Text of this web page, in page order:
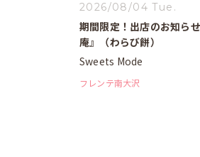
2026/08/04 Tue.
期間限定！出店のお知ら
庵』（わらび餅）
Sweets Mode
フレンテ南大沢